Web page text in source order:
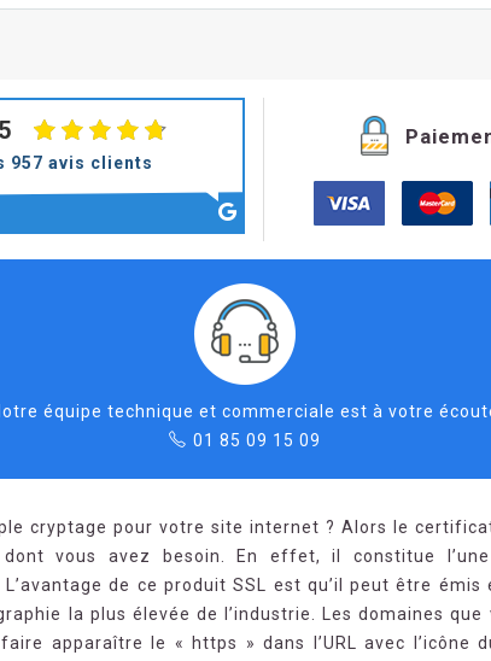
957 avis clients
équipe technique et commerciale est à votre
01 85 09 15 09
cryptage pour votre site internet ? Alors le certificat
vous avez besoin. En effet, il constitue
de ce produit SSL est qu’il peut être émis
la plus élevée de l’industrie. Les domaines que
apparaître le « https » dans l’URL avec l’icône